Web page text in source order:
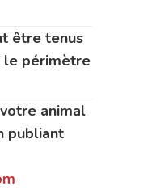
être tenus
le périmètre
animal
publiant